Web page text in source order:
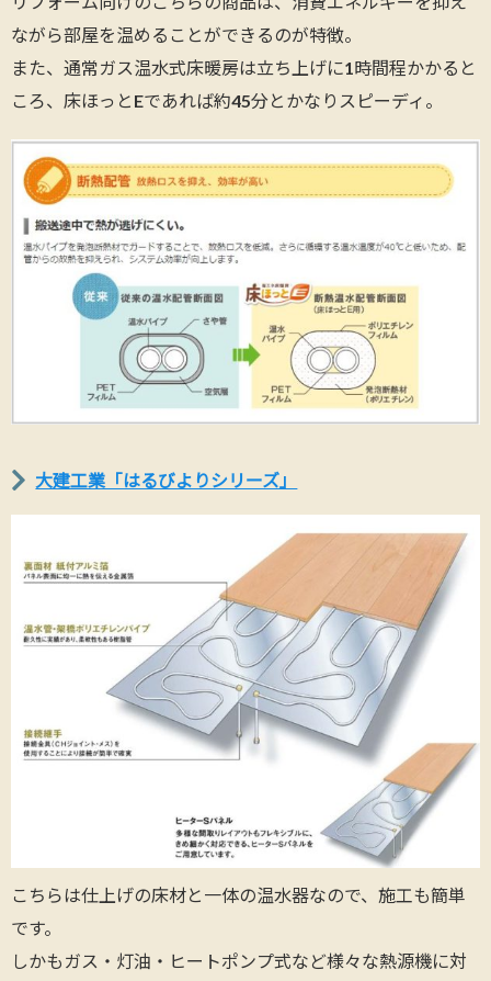
ながら部屋を温めることができるのが特徴。
また、通常ガス温水式床暖房は立ち上げに1時間程かかると
ころ、床ほっとEであれば約45分とかなりスピーディ。
大建工業「はるびよりシリーズ」
こちらは仕上げの床材と一体の温水器なので、施工も簡単
です。
しかもガス・灯油・ヒートポンプ式など様々な熱源機に対